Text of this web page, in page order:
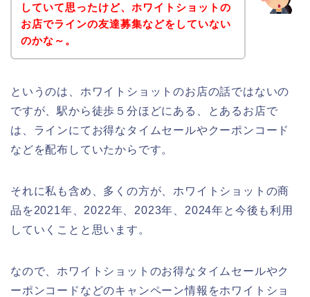
していて思ったけど、ホワイトショットの
お店でラインの友達募集などをしていない
のかな～。
というのは、ホワイトショットのお店の話ではないの
ですが、駅から徒歩５分ほどにある、とあるお店で
は、ラインにてお得なタイムセールやクーポンコード
などを配布していたからです。
それに私も含め、多くの方が、ホワイトショットの商
品を2021年、2022年、2023年、2024年と今後も利用
していくことと思います。
なので、ホワイトショットのお得なタイムセールやク
ーポンコードなどのキャンペーン情報をホワイトショ